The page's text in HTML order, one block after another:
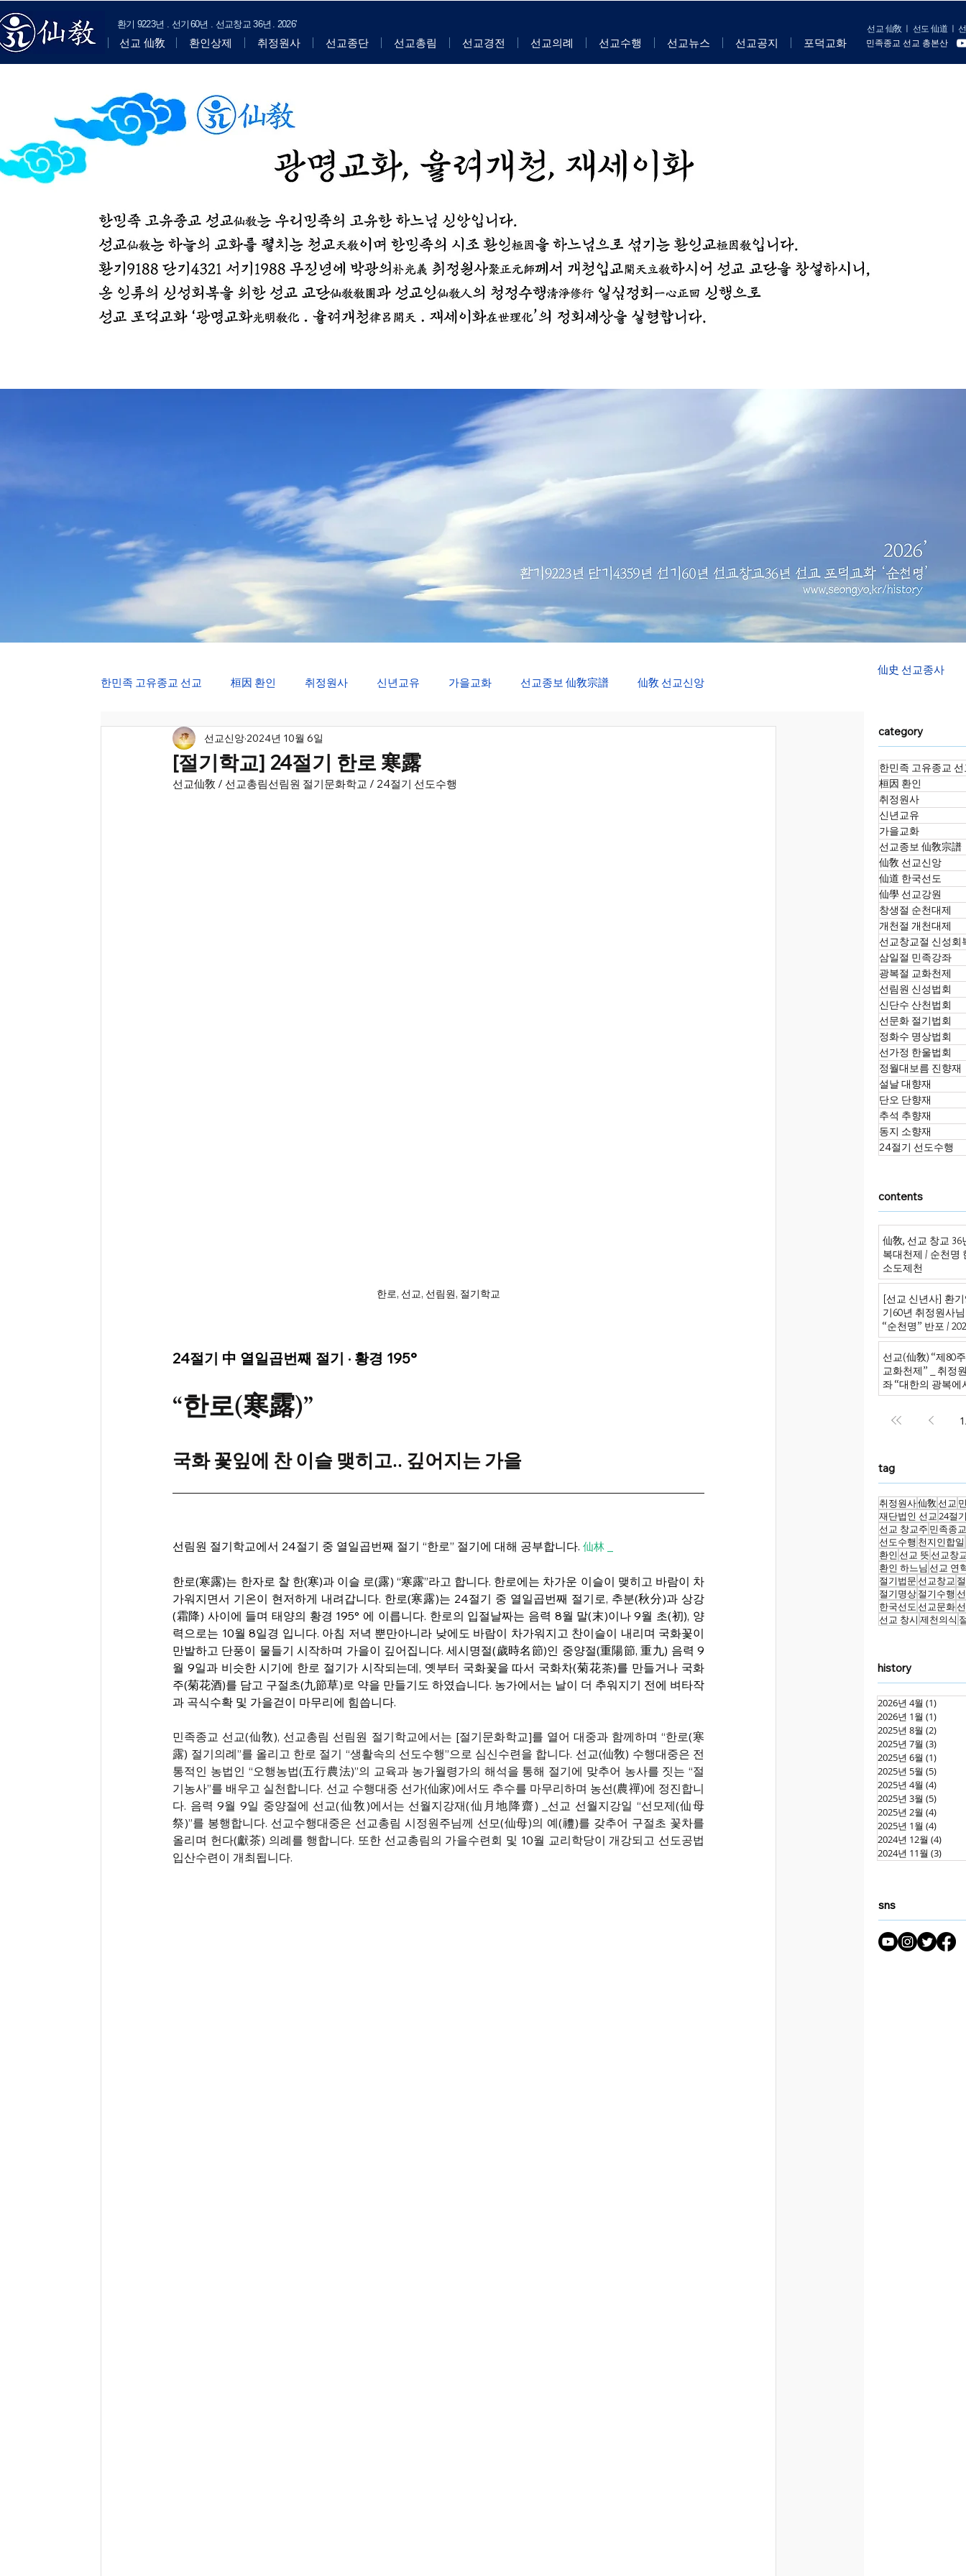
한민족 고유종교 선교 桓因 환인 취정원사 신년교유 가을교화 선교종보 仙敎宗譜 仙敎 선교신앙
仙道 한국선도 仙學 선교강원 창생절 순천대제
[절기학교] 24절기 한로 寒露
선교신앙 2024년 10월 6일
선교仙敎 / 선교총림선림원 절기문화학교 / 24절기 선도수행
한로, 선교, 선림원, 절기학교
24절기 中 열일곱번째 절기 · 황경 195°
“한로(寒露)”
국화 꽃잎에 찬 이슬 맺히고.. 깊어지는 가을
선림원 절기학교에서 24절기 중 열일곱번째 절기 “한로” 절기에 대해 공부합니다. 仙林
한로(寒露)는 한자로 찰 한(寒)과 이슬 로(露) “寒露”라고 합니다. 한로에는 차가운 이슬이 맺히고 바람이 차
가워지면서 기온이 현저하게 내려갑니다. 한로(寒露)는 24절기 중 열일곱번째 절기로, 추분(秋分)과 상강
(霜降) 사이에 들며 태양의 황경 195° 에 이릅니다. 한로의 입절날짜는 음력 8월 말(末)이나 9월 초(初), 양
력으로는 10월 8일경 입니다. 아침 저녁 뿐만아니라 낮에도 바람이 차가워지고 찬이슬이 내리며 국화꽃이
만발하고 단풍이 물들기 시작하며 가을이 깊어집니다. 세시명절(歲時名節)인 중양절(重陽節, 重九) 음력 9
월 9일과 비슷한 시기에 한로 절기가 시작되는데, 옛부터 국화꽃을 따서 국화차(菊花茶)를 만들거나 국화
주(菊花酒)를 담고 구절초(九節草)로 약을 만들기도 하였습니다. 농가에서는 날이 더 추워지기 전에 벼타작
과 곡식수확 및 가을걷이 마무리에 힘씁니다.
민족종교 선교(仙敎), 선교총림 선림원 절기학교에서는 [절기문화학교]를 열어 대중과 함께하며 “한로(寒
露) 절기의례”를 올리고 한로 절기 “생활속의 선도수행”으로 심신수련을 합니다. 선교(仙敎) 수행대중은 전
통적인 농법인 “오행농법(五行農法)”의 교육과 농가월령가의 해석을 통해 절기에 맞추어 농사를 짓는 “절
기농사”를 배우고 실천합니다. 선교 수행대중 선가(仙家)에서도 추수를 마무리하며 농선(農禪)에 정진합니
다. 음력 9월 9일 중양절에 선교(仙敎)에서는 선월지강재(仙月地降齋) _선교 선월지강일 “선모제(仙母
祭)”를 봉행합니다. 선교수행대중은 선교총림 시정원주님께 선모(仙母)의 예(禮)를 갖추어 구절초 꽃차를
올리며 헌다(獻茶) 의례를 행합니다. 또한 선교총림의 가을수련회 및 10월 교리학당이 개강되고 선도공법
입산수련이 개최됩니다.
仙史 선교종사
category
한민족 고유종교
桓因 환인
취정원사
신년교유
가을교화
선교종보 仙敎宗譜
仙敎 선교신앙
仙道 한국선도
仙學 선교강원
창생절 순천대제
개천절 개천대제
선교창교절 신성회
삼일절 민족강좌
광복절 교화천제
선림원 신성법회
신단수 산천법회
선문화 절기법회
정화수 명상법회
선가정 한울법회
정월대보름 진향재
설날 대향재
단오 단향재
추석 추향재
동지 소향재
24절기 선도수행
contents
仙敎, 선교 창교 36
복대천제 / 순천명
소도제천
[선교 신년사] 환
기60년 취정원사
“순천명” 반포 /
선교(仙敎) “제80
교화천제” _ 취정
좌 “대한의 광복에
원의 신성회복으
1
tag
취정원사仙敎 선교
재단법인 선교24절
선교 창교주 민족종
선도수행 천지인합일
환인 선교 뜻 선교창
환인 하느님 선교 연
절기법문 선교창교
절기명상절기수행
한국선도 선교문화
선교 창시 제천의식
history
2026년 4월 (1)
2026년 1월 (1)
2025년 8월 (2)
2025년 7월 (3)
2025년 6월 (1)
2025년 5월 (5)
2025년 4월 (4)
2025년 3월 (5)
2025년 2월 (4)
2025년 1월 (4)
2024년 12월 (4)
2024년 11월 (3)
sns
선교 仙敎 선도 仙道
민족종교 선교 총본산
​환기 9223년 . 선기 60년 . 선교창교 36년 . 2026'
선교 仙敎 환인상제 취정원사 선교종단 선교총림 선교경전 선교의례 선교수행 선교뉴스 선교공지 포덕교화